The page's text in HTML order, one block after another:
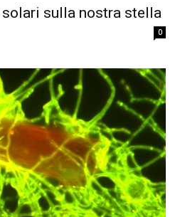
sulla nostra stella
0